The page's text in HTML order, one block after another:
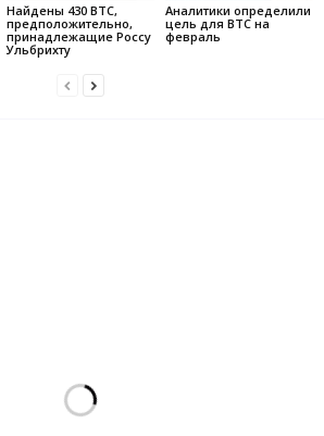
Найдены 430 BTC,
предположительно,
принадлежащие Россу
Ульбрихту
Аналитики определили
цель для BTC на
февраль